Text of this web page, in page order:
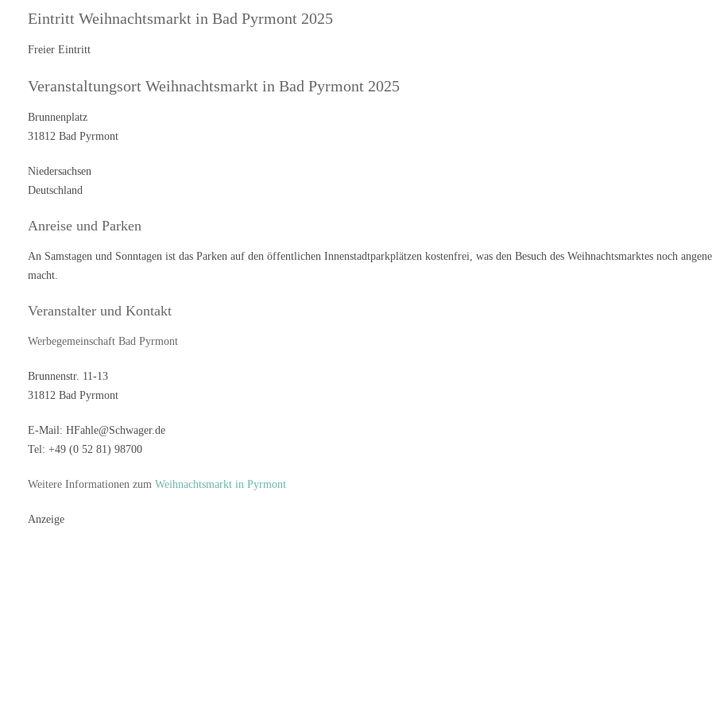
Eintritt Weihnachtsmarkt in Bad Pyrmont 2025
Freier Eintritt
Veranstaltungsort Weihnachtsmarkt in Bad Pyrmont 2025
Brunnenplatz
31812 Bad Pyrmont
Niedersachsen
Deutschland
Anreise und Parken
An Samstagen und Sonntagen ist das Parken auf den öffentlichen Innenstadtparkplätzen kostenfrei, was den Besuch des Weihnachtsmarktes noch
macht.
Veranstalter und Kontakt
Werbegemeinschaft Bad Pyrmont
Brunnenstr. 11-13
31812 Bad Pyrmont
E-Mail: HFahle@Schwager.de
Tel: +49 (0 52 81) 98700
Weitere Informationen zum Weihnachtsmarkt in Pyrmont
Anzeige